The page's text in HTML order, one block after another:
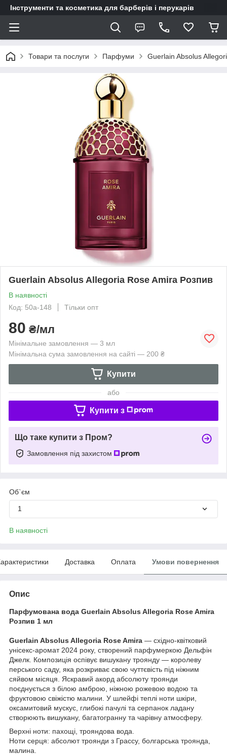
Інструменти та косметика для барберів і перукарів
Товари та послуги Парфуми Guerlain Absolus
Guerlain Absolus Allegoria Rose Amira Розпив
В наявності
Код: 50a-148
Тільки опт
80 ₴/мл
Мінімальне замовлення — 3 мл
Мінімальна сума замовлення на сайті — 200 ₴
Купити
або
Купити з
Що таке купити з Пром?
Замовлення під захистом
Об`єм
1
В наявності
Доставка Оплата Умови повернення
Опис
Парфумована вода Guerlain Absolus Allegoria Rose Amira
Розпив 1 мл
Guerlain Absolus Allegoria Rose Amira — східно-квітковий
унісекс-аромат 2024 року, створений парфумеркою Дельфін
Джелк. Композиція оспівує вишукану троянду — королеву
перського саду, яка розкриває свою чуттєвість під ніжним
сяйвом місяця. Яскравий акорд абсолюту троянди
поєднується з білою амброю, ніжною рожевою водою та
фруктовою свіжістю малини. У шлейфі теплі ноти шкіри,
оксамитовий мускус, глибокі пачулі та серпанок ладану
створюють вишукану, багатогранну та чарівну атмосферу.
Верхні ноти: пахощі, трояндова вода.
Ноти серця: абсолют троянди з Грассу, болгарська троянда,
малина.